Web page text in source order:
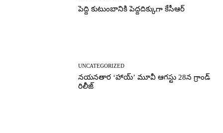
పెద్ది కుటుంబానికి పెద్దదిక్కుగా కేసీఆర్
UNCATEGORIZED
నయనతార ‘హాయ్’ మూవీ ఆగస్టు 28న గ్రాండ్
రిలీజ్